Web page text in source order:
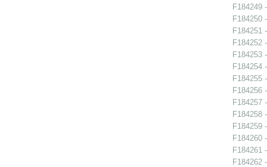
F184249
F184250
F184251
F184252
F184253
F184254
F184255
F184256
F184257
F184258
F184259
F184260
F184261
F184262